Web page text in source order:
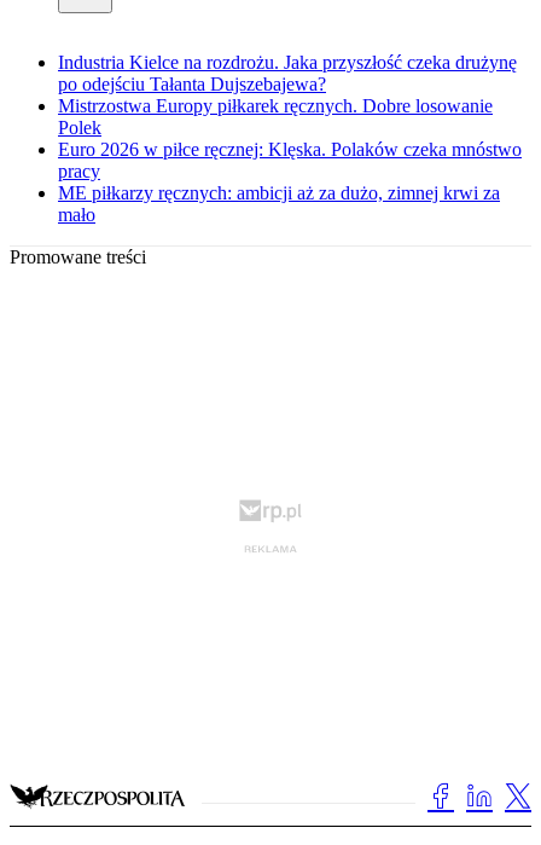
Industria Kielce na rozdrożu. Jaka przyszłość czeka drużynę
po odejściu Tałanta Dujszebajewa?
Mistrzostwa Europy piłkarek ręcznych. Dobre losowanie
Polek
Euro 2026 w piłce ręcznej: Klęska. Polaków czeka mnóstwo
pracy
ME piłkarzy ręcznych: ambicji aż za dużo, zimnej krwi za
mało
Promowane treści